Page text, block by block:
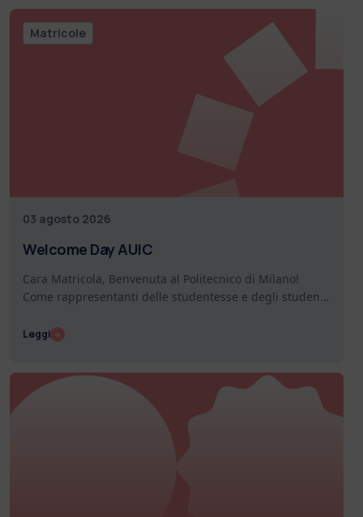
Matricole
03 agosto 2026
Welcome Day AUIC
Cara Matricola, Benvenuta al Politecnico di Milano!
Come rappresentanti delle studentesse e degli studenti
Leggi